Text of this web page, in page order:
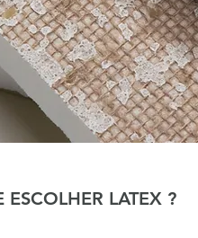
ESCOLHER LATEX ?